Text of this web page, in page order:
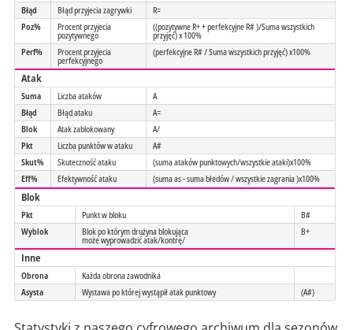
Błąd
Błąd przyjecia zagrywki
R=
Poz%
Procent przyjecia
pozytywnego
((pozytywne R+ + perfekcyjne R# )/Suma wszystkich
przyjęć) x 100%
Perf%
Procent przyjecia
perfekcyjnego
(perfekcyjne R# / Suma wszystkich przyjęć) x100%
Atak
Suma Liczba ataków
A
Błąd
Błąd ataku
A=
Blok
Atak zablokowany
A/
Pkt
Liczba punktów w ataku
A#
Skut%
Skuteczność ataku
(suma ataków punktowych/wszystkie ataki)x100%
Eff%
Efektywność ataku (suma as - suma błedów / wszystkie zagrania )x100%
Blok
Pkt Punkt w bloku
B#
Wyblok
Blok po którym drużyna blokująca
może wyprowadzić atak/kontrę/
B+
Inne
Obrona
Każda obrona zawodnika
Asysta
Wystawa po której wystąpił atak punktowy (A#)